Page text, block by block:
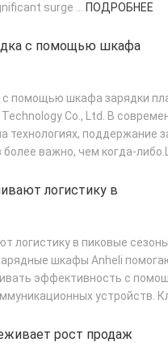
surge ... ПОДРОБНЕЕ
с помощью шкафа
помощью шкафа зарядки
Co., Ltd. В
технологиях, поддержание
более важно, чем когда-
логистику в
логистику в пиковые
шкафы Anheli
эффективность с
устройств.
рост продаж